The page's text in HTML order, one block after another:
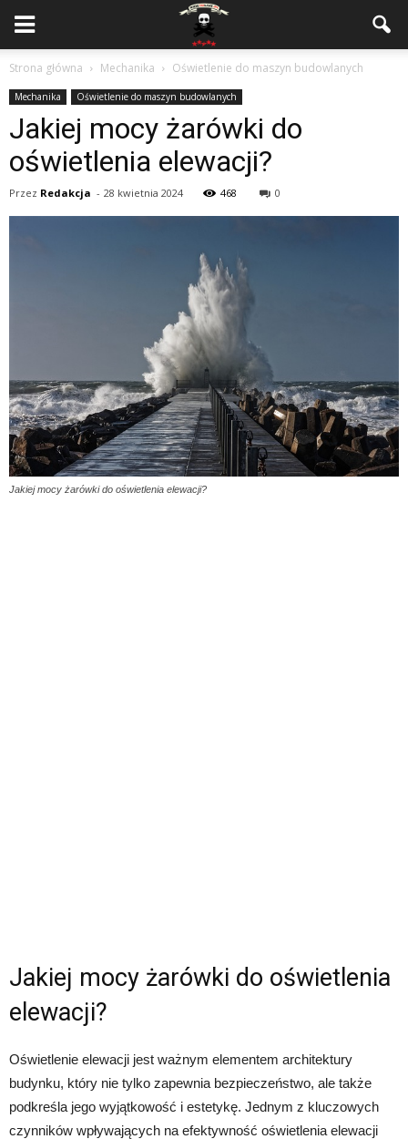
Strona główna Mechanika Oświetlenie do maszyn budowlanych
Mechanika Oświetlenie do maszyn budowlanych
Jakiej mocy żarówki do
oświetlenia elewacji?
Przez Redakcja - 28 kwietnia 2024 468 0
Jakiej mocy żarówki do oświetlenia elewacji?
Jakiej mocy żarówki do oświetlenia
elewacji?
Oświetlenie elewacji jest ważnym elementem architektury
budynku, który nie tylko zapewnia bezpieczeństwo, ale także
podkreśla jego wyjątkowość i estetykę. Jednym z kluczowych
czynników wpływających na efektywność oświetlenia elewacji